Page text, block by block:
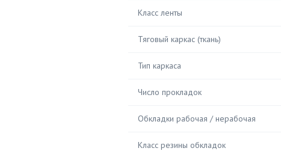
Класс ленты
Тяговый каркас (ткань)
Тип каркаса
Число прокладок
Обкладки рабочая / нерабочая
Класс резины обкладок